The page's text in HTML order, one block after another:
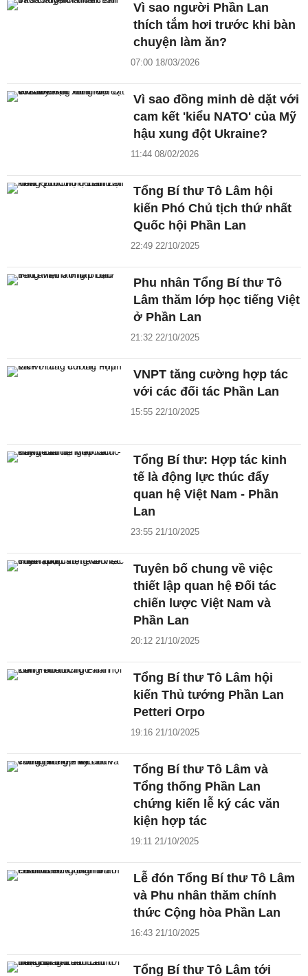
Vì sao người Phần Lan
thích tắm hơi trước khi bàn
chuyện làm ăn?
07:00 18/03/2026
Vì sao đồng minh dè dặt với
cam kết 'kiểu NATO' của Mỹ
hậu xung đột Ukraine?
11:44 08/02/2026
Tổng Bí thư Tô Lâm hội
kiến Phó Chủ tịch thứ nhất
Quốc hội Phần Lan
22:49 22/10/2025
Phu nhân Tổng Bí thư Tô
Lâm thăm lớp học tiếng Việt
ở Phần Lan
21:32 22/10/2025
VNPT tăng cường hợp tác
với các đối tác Phần Lan
15:55 22/10/2025
Tổng Bí thư: Hợp tác kinh
tế là động lực thúc đẩy
quan hệ Việt Nam - Phần
Lan
23:55 21/10/2025
Tuyên bố chung về việc
thiết lập quan hệ Đối tác
chiến lược Việt Nam và
Phần Lan
20:12 21/10/2025
Tổng Bí thư Tô Lâm hội
kiến Thủ tướng Phần Lan
Petteri Orpo
19:16 21/10/2025
Tổng Bí thư Tô Lâm và
Tổng thống Phần Lan
chứng kiến lễ ký các văn
kiện hợp tác
19:11 21/10/2025
Lễ đón Tổng Bí thư Tô Lâm
và Phu nhân thăm chính
thức Cộng hòa Phần Lan
16:43 21/10/2025
Tổng Bí thư Tô Lâm tới